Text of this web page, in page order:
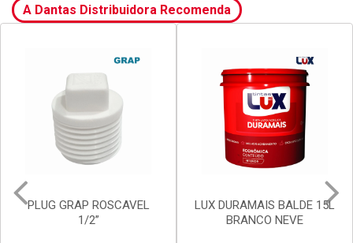
A Dantas Distribuidora Recomenda
PLUG GRAP ROSCAVEL
1/2”
LUX DURAMAIS BALDE 15L
BRANCO NEVE